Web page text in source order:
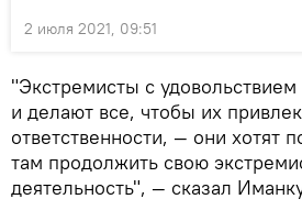
2 июля 2021, 09:51
"Экстремисты с
и делают все, чтобы их
ответственности, — они хотят
там продолжить свою
деятельность", — сказал